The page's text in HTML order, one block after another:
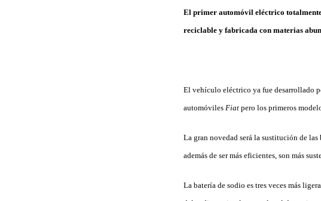
El primer automóvil eléctrico
reciclable y fabricada con materias
El vehículo eléctrico ya fue desarrollado
automóviles Fiat pero los primeros
La gran novedad será la sustitución de las
además de ser más eficientes, son más
La batería de sodio es tres veces más